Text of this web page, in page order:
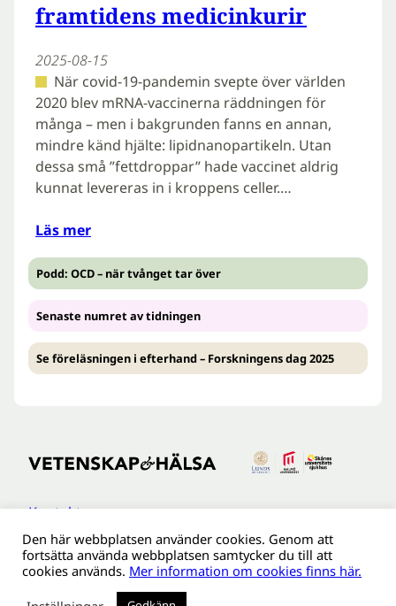
framtidens medicinkurir
2025-08-15
När covid-19-pandemin svepte över världen
2020 blev mRNA-vaccinerna räddningen för
många – men i bakgrunden fanns en annan,
mindre känd hjälte: lipidnanopartikeln. Utan
dessa små ”fettdroppar” hade vaccinet aldrig
kunnat levereras in i kroppens celler.…
Läs mer
Podd: OCD – när tvånget tar över
Senaste numret av tidningen
Se föreläsningen i efterhand – Forskningens dag 2025
Kontakt
Tillgänglighetsredogöreldse
Om webbplatsen
Behandling av personuppgifter
Den här webbplatsen använder cookies. Genom att
fortsätta använda webbplatsen samtycker du till att
cookies används. Mer information om cookies finns här.